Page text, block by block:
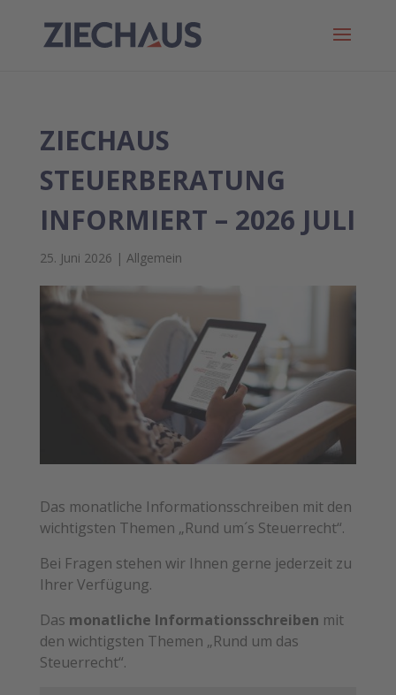
ZIECHAUS
STEUERBERATUNG
INFORMIERT – 2026 JULI
25. Juni 2026 | Allgemein
Das monatliche Informationsschreiben mit den
wichtigsten Themen „Rund um´s Steuerrecht“.
Bei Fragen stehen wir Ihnen gerne jederzeit zu
Ihrer Verfügung.
Das monatliche Informationsschreiben mit
den wichtigsten Themen „Rund um das
Steuerrecht“.